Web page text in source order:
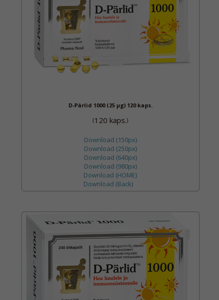
D-Pärlid 1000 (25 µg) 120 kaps.
(120 kaps.)
Download (150px)
Download (250px)
Download (640px)
Download (980px)
Download (HOME)
Download (Back)